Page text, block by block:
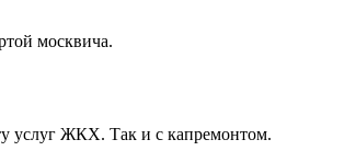
москвича.
услуг ЖКХ. Так и с капремонтом.